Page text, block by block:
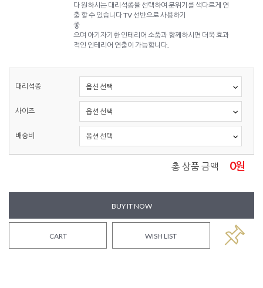
다 원하시는 대리석종을 선택하여 분위기를 색다르게 연
출 할 수 있습니다 TV 선반으로 사용하기
좋
으며 아기자기한 인테리어 소품과 함께하시면 더욱 효과
적인 인테리어 연출이 가능합니다.
대리석종
사이즈
배송비
총 상품 금액 0원
BUY IT NOW
CART WISH LIST